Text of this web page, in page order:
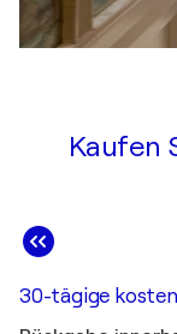
Kaufen
30-tägige